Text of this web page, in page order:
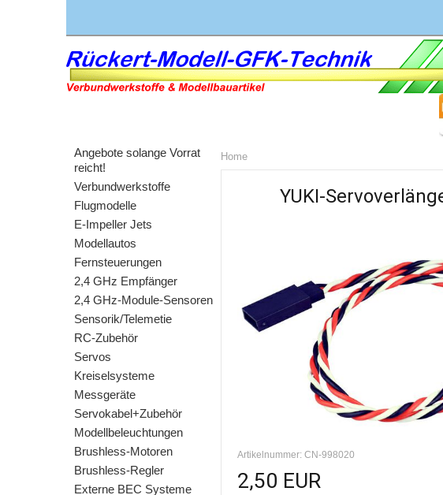
Angebote solange Vorrat
reicht!
Verbundwerkstoffe
Flugmodelle
E-Impeller Jets
Modellautos
Fernsteuerungen
2,4 GHz Empfänger
2,4 GHz-Module-Sensoren
Sensorik/Telemetie
RC-Zubehör
Servos
Kreiselsysteme
Messgeräte
Servokabel+Zubehör
Modellbeleuchtungen
Brushless-Motoren
Brushless-Regler
Externe BEC Systeme
Home
YUKI-
Artikelnummer: CN-998020
2,50 EUR